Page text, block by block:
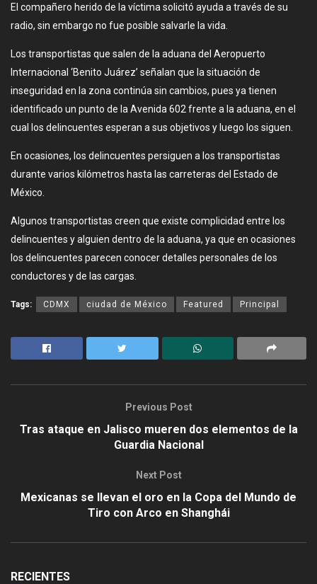
El compañero herido de la víctima solicitó ayuda a través de su
radio, sin embargo no fue posible salvarle la vida.
Los transportistas que salen de la aduana del Aeropuerto
Internacional ‘Benito Juárez’ señalan que la situación de
inseguridad en la zona continúa sin cambios, pues ya tienen
identificado un punto de la Avenida 602 frente a la aduana, en el
cual los delincuentes esperan a sus objetivos y luego los siguen.
En ocasiones, los delincuentes persiguen a los transportistas
durante varios kilómetros hasta las carreteras del Estado de
México.
Algunos transportistas creen que existe complicidad entre los
delincuentes y alguien dentro de la aduana, ya que en ocasiones
los delincuentes parecen conocer detalles personales de los
conductores y de las cargas.
Tags: CDMX ciudad de México Featured Principal
Previous Post
Tras ataque en Jalisco mueren dos elementos de la
Guardia Nacional
Next Post
Mexicanas se llevan el oro en la Copa del Mundo de
Tiro con Arco en Shanghái
RECIENTES